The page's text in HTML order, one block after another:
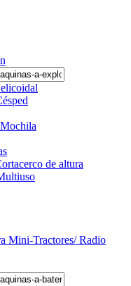
de altura
Mini-Tractores/ Radio